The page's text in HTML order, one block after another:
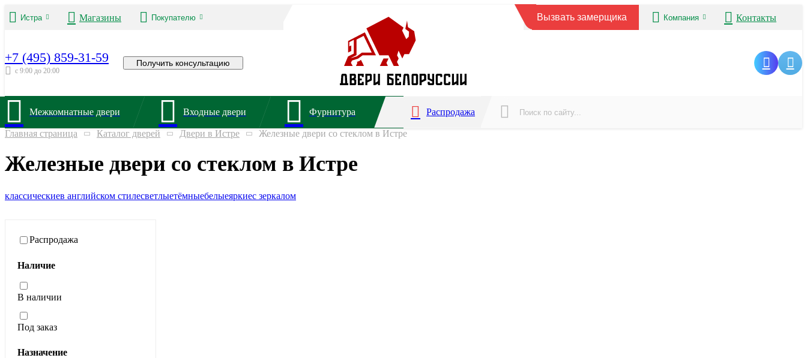
Истра Магазины Покупателю Вызвать замерщика Компания Контакты
+7 (495) 859-31-59
с 9:00 до 20:00
Получить консультацию
Межкомнатные двери Входные двери Фурнитура Распродажа
Главная страница Каталог дверей Двери в Истре Железные двери со стеклом в Истре
Железные двери со стеклом в Истре
классическиев английском стилесветлыетёмныебелыеяркиес зеркалом
Распродажа
Наличие
В наличии
Под заказ
Назначение